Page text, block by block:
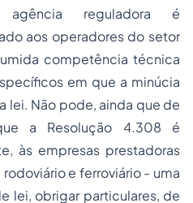
reguladora é
aos operadores do setor
competência técnica
em que a minúcia
lei. Não pode, ainda que de
a Resolução 4.308 é
às empresas prestadoras
e ferroviário - uma
lei, obrigar particulares, de